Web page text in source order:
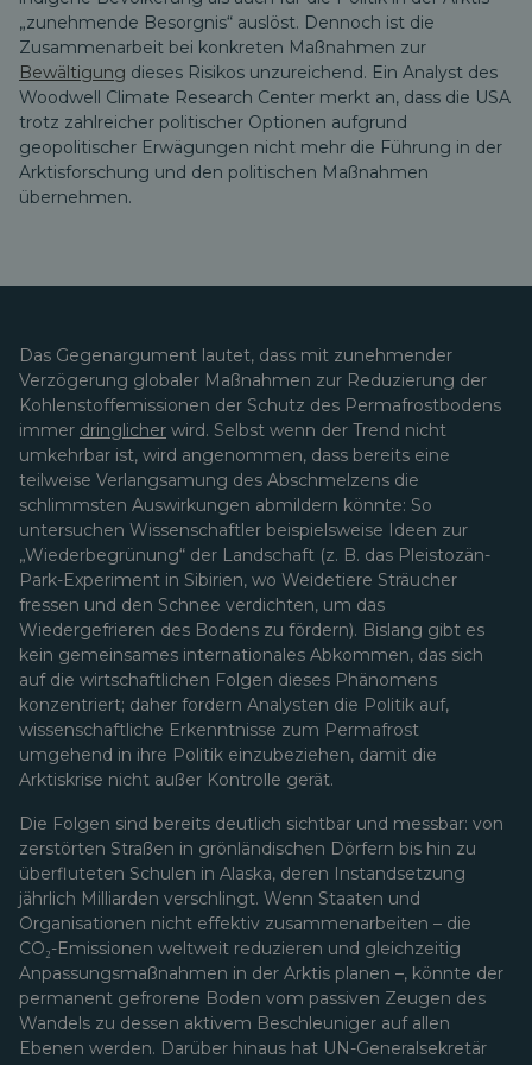
„zunehmende Besorgnis“ auslöst. Dennoch ist die
Zusammenarbeit bei konkreten Maßnahmen zur
Bewältigung dieses Risikos unzureichend. Ein Analyst des
Woodwell Climate Research Center merkt an, dass die USA
trotz zahlreicher politischer Optionen aufgrund
geopolitischer Erwägungen nicht mehr die Führung in der
Arktisforschung und den politischen Maßnahmen
übernehmen.
Das Gegenargument lautet, dass mit zunehmender
Verzögerung globaler Maßnahmen zur Reduzierung der
Kohlenstoffemissionen der Schutz des Permafrostbodens
immer dringlicher wird. Selbst wenn der Trend nicht
umkehrbar ist, wird angenommen, dass bereits eine
teilweise Verlangsamung des Abschmelzens die
schlimmsten Auswirkungen abmildern könnte: So
untersuchen Wissenschaftler beispielsweise Ideen zur
„Wiederbegrünung“ der Landschaft (z. B. das Pleistozän-
Park-Experiment in Sibirien, wo Weidetiere Sträucher
fressen und den Schnee verdichten, um das
Wiedergefrieren des Bodens zu fördern). Bislang gibt es
kein gemeinsames internationales Abkommen, das sich
auf die wirtschaftlichen Folgen dieses Phänomens
konzentriert; daher fordern Analysten die Politik auf,
wissenschaftliche Erkenntnisse zum Permafrost
umgehend in ihre Politik einzubeziehen, damit die
Arktiskrise nicht außer Kontrolle gerät.
Die Folgen sind bereits deutlich sichtbar und messbar: von
zerstörten Straßen in grönländischen Dörfern bis hin zu
überfluteten Schulen in Alaska, deren Instandsetzung
jährlich Milliarden verschlingt. Wenn Staaten und
Organisationen nicht effektiv zusammenarbeiten – die
CO₂-Emissionen weltweit reduzieren und gleichzeitig
Anpassungsmaßnahmen in der Arktis planen –, könnte der
permanent gefrorene Boden vom passiven Zeugen des
Wandels zu dessen aktivem Beschleuniger auf allen
Ebenen werden. Darüber hinaus hat UN-Generalsekretär